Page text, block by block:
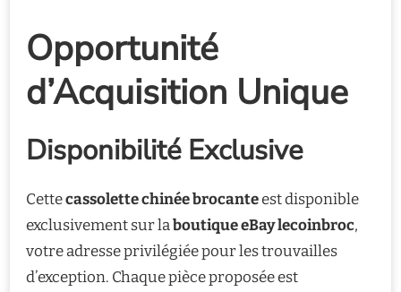
Opportunité
d’Acquisition Unique
Disponibilité Exclusive
Cettecassolette chinée brocanteest disponible
exclusivement sur laboutique eBay lecoinbroc,
votre adresse privilégiée pour les trouvailles
d’exception. Chaque pièce proposée est